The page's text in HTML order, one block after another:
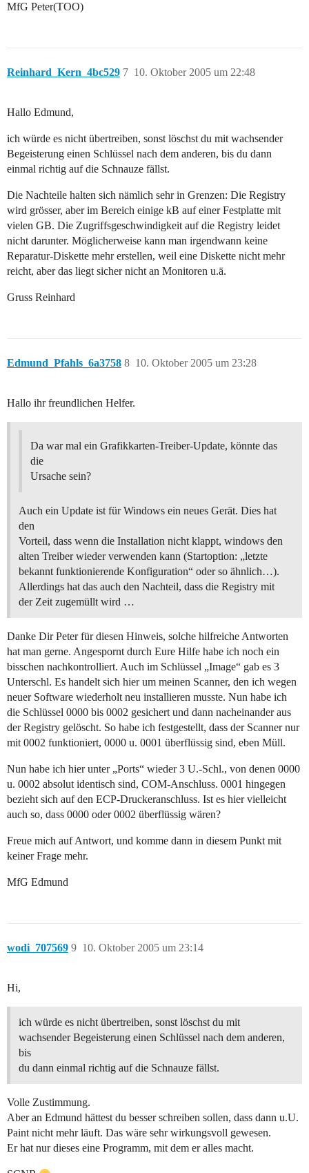
MfG Peter(TOO)
Reinhard_Kern_4bc529 10. Oktober 2005 um 22:48
7
Hallo Edmund,
ich würde es nicht übertreiben, sonst löschst du mit wachsender
Begeisterung einen Schlüssel nach dem anderen, bis du dann
einmal richtig auf die Schnauze fällst.
Die Nachteile halten sich nämlich sehr in Grenzen: Die Registry
wird grösser, aber im Bereich einige kB auf einer Festplatte mit
vielen GB. Die Zugriffsgeschwindigkeit auf die Registry leidet
nicht darunter. Möglicherweise kann man irgendwann keine
Reparatur-Diskette mehr erstellen, weil eine Diskette nicht mehr
reicht, aber das liegt sicher nicht an Monitoren u.ä.
Gruss Reinhard
Edmund_Pfahls_6a3758 10. Oktober 2005 um 23:28
8
Hallo ihr freundlichen Helfer.
Da war mal ein Grafikkarten-Treiber-Update, könnte das
die
Ursache sein?
Auch ein Update ist für Windows ein neues Gerät. Dies hat
den
Vorteil, dass wenn die Installation nicht klappt, windows den
alten Treiber wieder verwenden kann (Startoption: „letzte
bekannt funktionierende Konfiguration“ oder so ähnlich…).
Allerdings hat das auch den Nachteil, dass die Registry mit
der Zeit zugemüllt wird …
Danke Dir Peter für diesen Hinweis, solche hilfreiche Antworten
hat man gerne. Angespornt durch Eure Hilfe habe ich noch ein
bisschen nachkontrolliert. Auch im Schlüssel „Image“ gab es 3
Unterschl. Es handelt sich hier um meinen Scanner, den ich wegen
neuer Software wiederholt neu installieren musste. Nun habe ich
die Schlüssel 0000 bis 0002 gesichert und dann nacheinander aus
der Registry gelöscht. So habe ich festgestellt, dass der Scanner nur
mit 0002 funktioniert, 0000 u. 0001 überflüssig sind, eben Müll.
Nun habe ich hier unter „Ports“ wieder 3 U.-Schl., von denen 0000
u. 0002 absolut identisch sind, COM-Anschluss. 0001 hingegen
bezieht sich auf den ECP-Druckeranschluss. Ist es hier vielleicht
auch so, dass 0000 oder 0002 überflüssig wären?
Freue mich auf Antwort, und komme dann in diesem Punkt mit
keiner Frage mehr.
MfG Edmund
wodi_707569 10. Oktober 2005 um 23:14
9
Hi,
ich würde es nicht übertreiben, sonst löschst du mit
wachsender Begeisterung einen Schlüssel nach dem anderen,
bis
du dann einmal richtig auf die Schnauze fällst.
Volle Zustimmung.
Aber an Edmund hättest du besser schreiben sollen, dass dann u.U.
Paint nicht mehr läuft. Das wäre sehr wirkungsvoll gewesen.
Er hat nur dieses eine Programm, mit dem er alles macht.